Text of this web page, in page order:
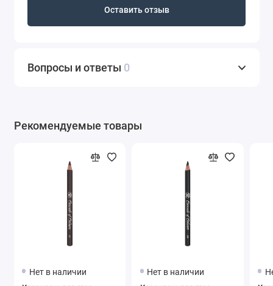
Оставить отзыв
Вопросы и ответы 0
Рекомендуемые товары
Нет в наличии Нет в наличии